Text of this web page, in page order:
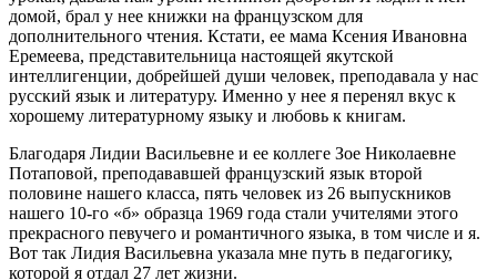
домой, брал у нее книжки на французском для
дополнительного чтения. Кстати, ее мама Ксения Ивановна
Еремеева, представительница настоящей якутской
интеллигенции, добрейшей души человек, преподавала у нас
русский язык и литературу. Именно у нее я перенял вкус к
хорошему литературному языку и любовь к книгам.
Благодаря Лидии Васильевне и ее коллеге Зое Николаевне
Потаповой, преподававшей французский язык второй
половине нашего класса, пять человек из 26 выпускников
нашего 10-го «б» образца 1969 года стали учителями этого
прекрасного певучего и романтичного языка, в том числе и я.
Вот так Лидия Васильевна указала мне путь в педагогику,
которой я отдал 27 лет жизни.